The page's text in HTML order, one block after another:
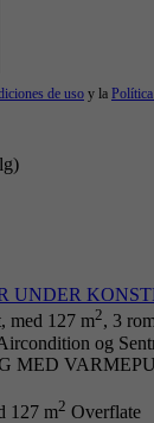
de uso y la
UNDER
med 127 m2, 3
og
MED
127 m2 Overflate